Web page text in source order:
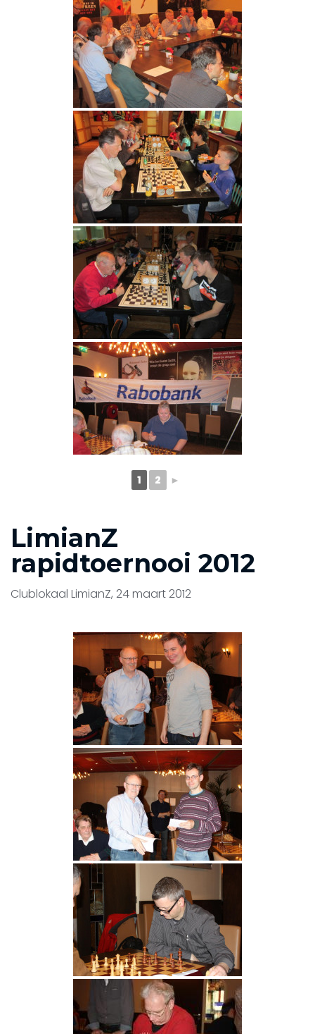
1 2 ►
LimianZ
rapidtoernooi 2012
Clublokaal LimianZ, 24 maart 2012